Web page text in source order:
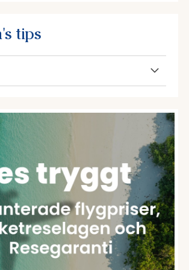
är ett nöje att bara titta på hotellen.
de stora nöjesparkerna såsom
Universal Studios och Six Flags.
tips